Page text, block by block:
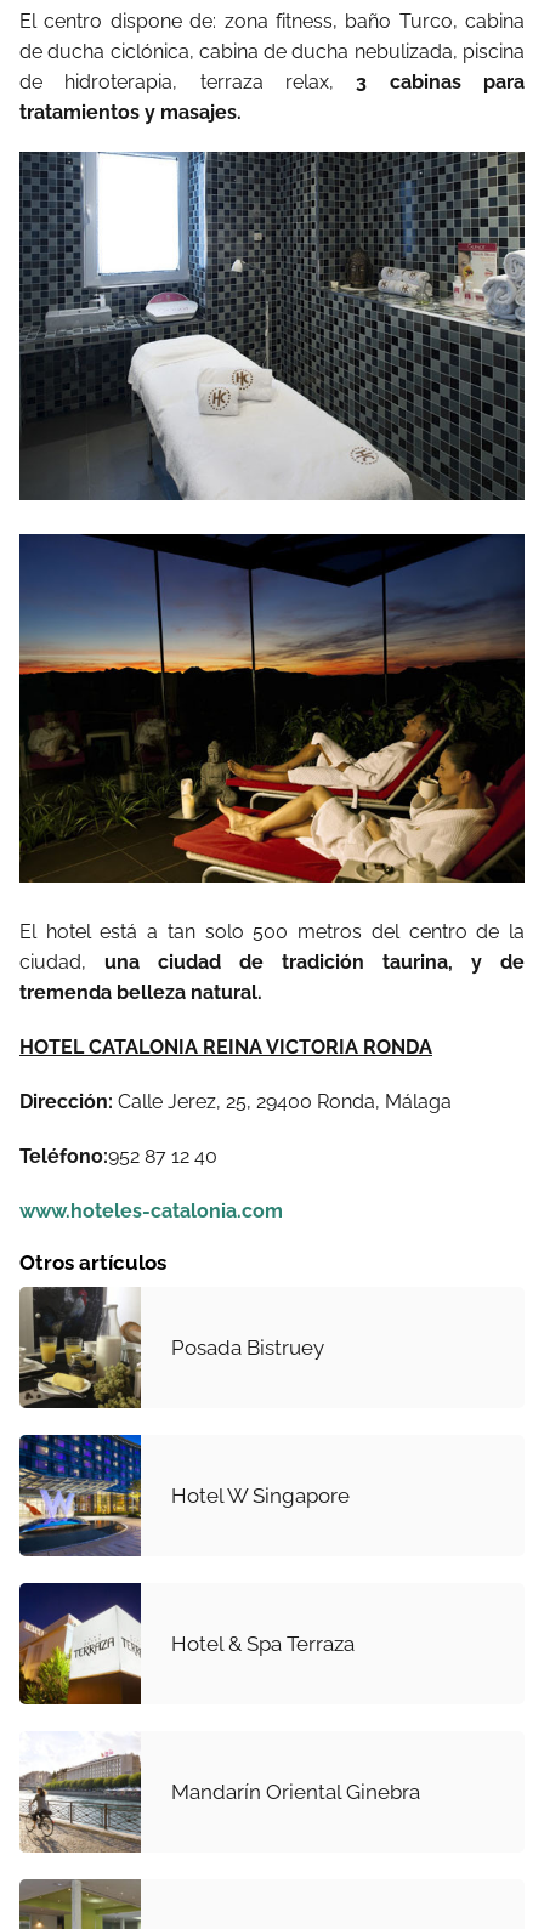
El centro dispone de: zona fitness, baño Turco, cabina
de ducha ciclónica, cabina de ducha nebulizada, piscina
de hidroterapia, terraza relax, 3 cabinas para
tratamientos y masajes.
El hotel está a tan solo 500 metros del centro de la
ciudad, una ciudad de tradición taurina, y de
tremenda belleza natural.
HOTEL CATALONIA REINA VICTORIA RONDA
Dirección: Calle Jerez, 25, 29400 Ronda, Málaga
Teléfono:952 87 12 40
www.hoteles-catalonia.com
Otros artículos
Posada Bistruey
Hotel W Singapore
Hotel & Spa Terraza
Mandarín Oriental Ginebra